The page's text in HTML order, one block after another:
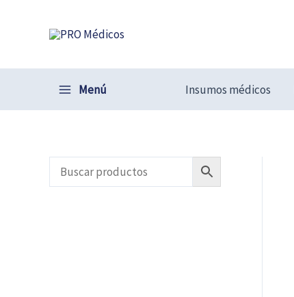
Menú Insumos médicos